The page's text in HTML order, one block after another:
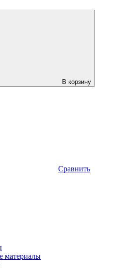
В корзину
Сравнить
материалы